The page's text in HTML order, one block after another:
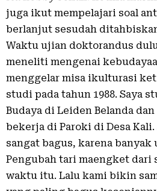
juga ikut mempelajari soal
berlanjut sesudah
Waktu ujian doktorandus
meneliti mengenai
menggelar misa ikulturasi
studi pada tahun 1988. Saya
Budaya di Leiden Belanda
bekerja di Paroki di Desa Kali.
sangat bagus, karena banyak
Pengubah tari maengket dari
waktu itu. Lalu kami bikin